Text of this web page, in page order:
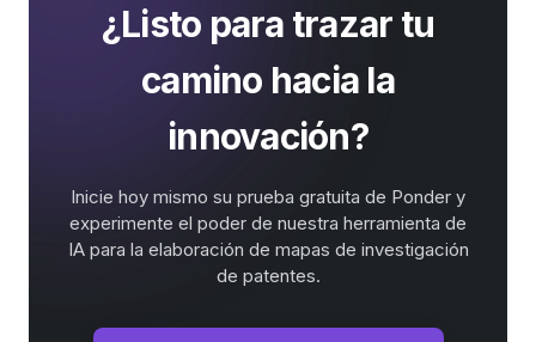
¿Listo para trazar tu
camino hacia la
innovación?
Inicie hoy mismo su prueba gratuita de Ponder y
experimente el poder de nuestra herramienta de
IA para la elaboración de mapas de investigación
de patentes.